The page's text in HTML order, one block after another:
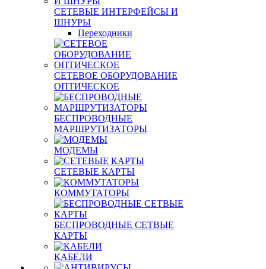
СЕТЕВЫЕ ИНТЕРФЕЙСЫ И
ШНУРЫ
Переходники
СЕТЕВОЕ ОБОРУДОВАНИЕ
ОПТИЧЕСКОЕ
БЕСПРОВОДНЫЕ
МАРШРУТИЗАТОРЫ
МОДЕМЫ
СЕТЕВЫЕ КАРТЫ
КОММУТАТОРЫ
БЕСПРОВОДНЫЕ СЕТВЫЕ
КАРТЫ
КАБЕЛИ